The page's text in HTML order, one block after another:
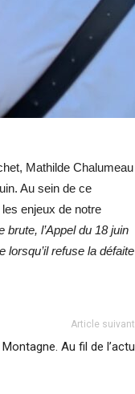
Mathilde Chalumeau
Au sein de ce
enjeux de notre
brute, l’Appel du 18 juin
lorsqu’il refuse la défaite
Article suivant
Au fil de l’actu